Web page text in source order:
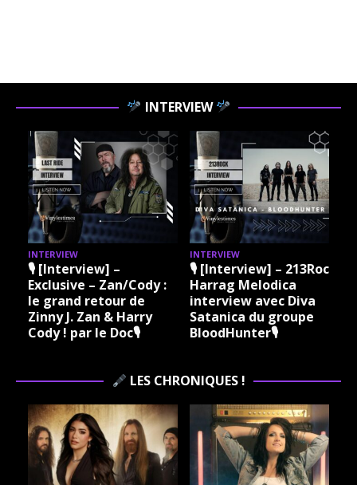
INTERVIEW
[Interview] –
– Zan/Cody :
grand retour de
J. Zan & Harry
! par le Doc🎙
INTERVIEW
🎙 [Interview] – 213Rock
Harrag Melodica
interview avec Diva
Satanica du groupe
BloodHunter🎙
🎙
LES CHRONIQUES !